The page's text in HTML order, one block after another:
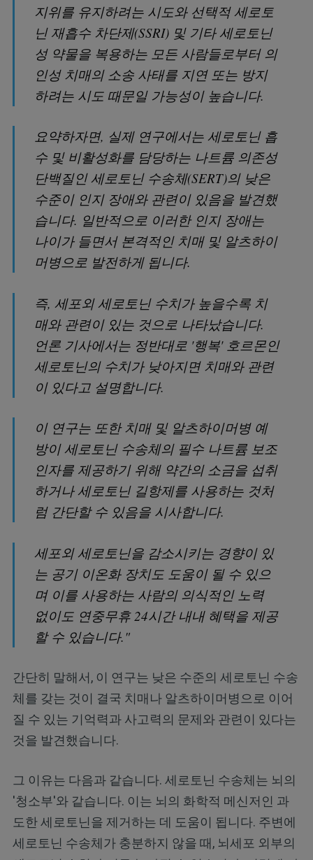
지위를 유지하려는 시도와 선택적 세로토
닌 재흡수 차단제(SSRI) 및 기타 세로토닌
성 약물을 복용하는 모든 사람들로부터 의
인성 치매의 소송 사태를 지연 또는 방지
하려는 시도 때문일 가능성이 높습니다.
요약하자면, 실제 연구에서는 세로토닌 흡
수 및 비활성화를 담당하는 나트륨 의존성
단백질인 세로토닌 수송체(SERT)의 낮은
수준이 인지 장애와 관련이 있음을 발견했
습니다. 일반적으로 이러한 인지 장애는
나이가 들면서 본격적인 치매 및 알츠하이
머병으로 발전하게 됩니다.
즉, 세포외 세로토닌 수치가 높을수록 치
매와 관련이 있는 것으로 나타났습니다.
언론 기사에서는 정반대로 '행복' 호르몬인
세로토닌의 수치가 낮아지면 치매와 관련
이 있다고 설명합니다.
이 연구는 또한 치매 및 알츠하이머병 예
방이 세로토닌 수송체의 필수 나트륨 보조
인자를 제공하기 위해 약간의 소금을 섭취
하거나 세로토닌 길항제를 사용하는 것처
럼 간단할 수 있음을 시사합니다.
세포외 세로토닌을 감소시키는 경향이 있
는 공기 이온화 장치도 도움이 될 수 있으
며 이를 사용하는 사람의 의식적인 노력
없이도 연중무휴 24시간 내내 혜택을 제공
할 수 있습니다."
간단히 말해서, 이 연구는 낮은 수준의 세로토닌 수송
체를 갖는 것이 결국 치매나 알츠하이머병으로 이어
질 수 있는 기억력과 사고력의 문제와 관련이 있다는
것을 발견했습니다.
그 이유는 다음과 같습니다. 세로토닌 수송체는 뇌의
'청소부'와 같습니다. 이는 뇌의 화학적 메신저인 과
도한 세로토닌을 제거하는 데 도움이 됩니다. 주변에
세로토닌 수송체가 충분하지 않을 때, 뇌세포 외부의